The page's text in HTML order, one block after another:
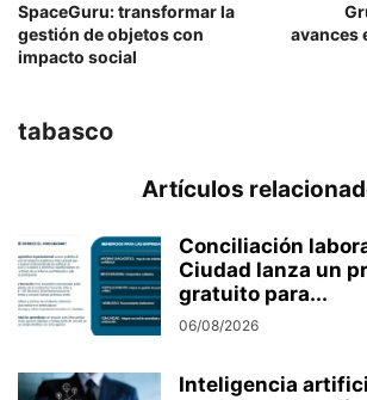
SpaceGuru: transformar la
gestión de objetos con
impacto social
avances
tabasco
Artículos
Conciliación
Ciudad lanza un
gratuito para...
06/08/2026
Inteligencia